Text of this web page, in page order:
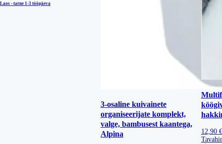
Laos - tarne 1-3 tööpäeva
3-osaline kuivainete
organiseerijate komplekt,
valge, bambusest kaantega,
Alpina
12,90 €